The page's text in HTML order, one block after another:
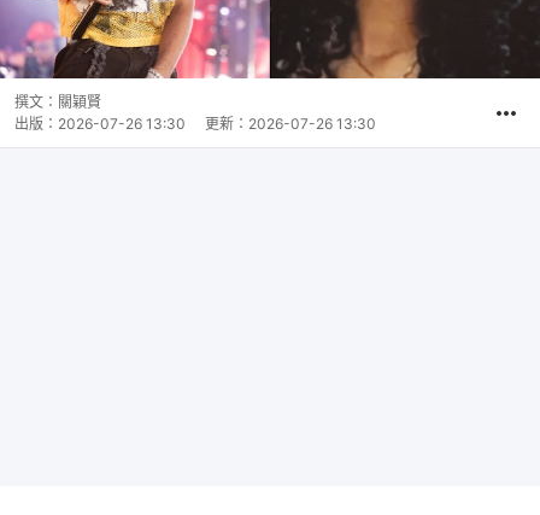
撰文： 關穎賢
出版： 2026-07-26 13:30 更新： 2026-07-26 13:30